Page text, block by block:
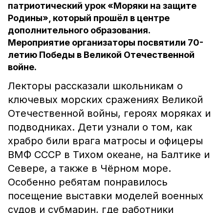
патриотический урок «Моряки на защите
Родины», который прошёл в центре
дополнительного образования.
Мероприятие организаторы посвятили 70-
летию Победы в Великой Отечественной
войне.
Лекторы рассказали школьникам о
ключевых морских сражениях Великой
Отечественной войны, героях моряках и
подводниках. Дети узнали о том, как
храбро били врага матросы и офицеры
ВМФ СССР в Тихом океане, на Балтике и
Севере, а также в Чёрном море.
Особенно ребятам понравилось
посещение выставки моделей военных
судов и субмарин, где работники